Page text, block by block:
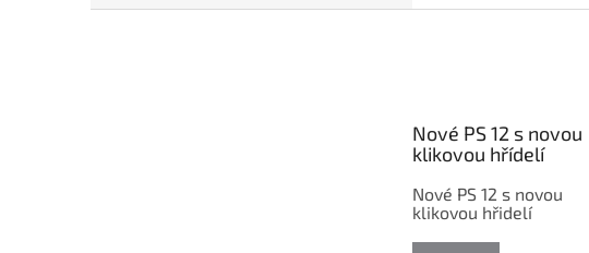
Nové PS 12 s novou
klikovou hřídelí
Nové PS 12 s novou
klikovou hřidelí